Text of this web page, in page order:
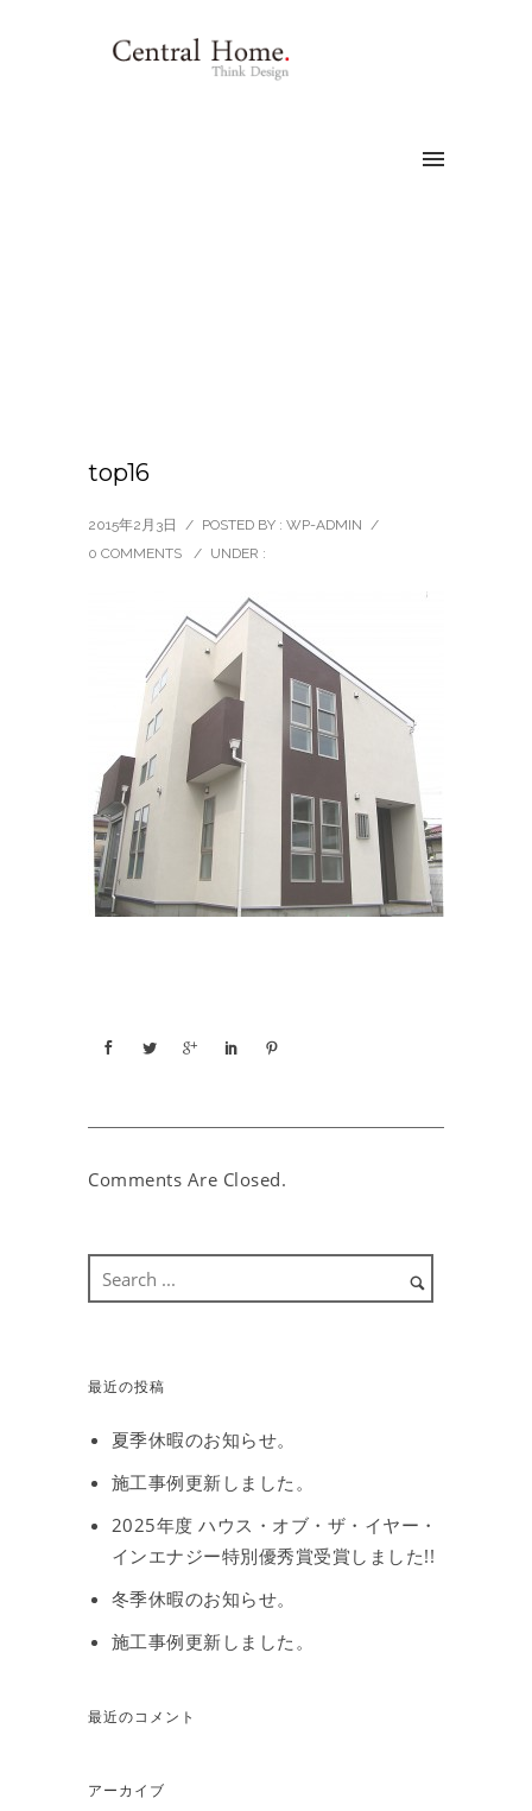
top16
2015年2月3日 / POSTED BY : WP-ADMIN /
0 COMMENTS
/ UNDER :
Comments Are Closed.
最近の投稿
夏季休暇のお知らせ。
施工事例更新しました。
2025年度 ハウス・オブ・ザ・イヤー・
インエナジー特別優秀賞受賞しました!!
冬季休暇のお知らせ。
施工事例更新しました。
最近のコメント
アーカイブ